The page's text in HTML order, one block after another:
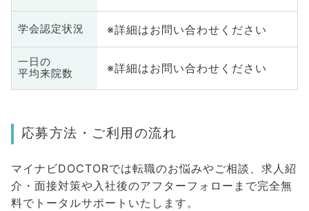
学会認定状況 ※詳細はお問い合わせください
一日の
平均来院数
※詳細はお問い合わせください
応募方法・ご利用の流れ
マイナビDOCTORでは転職のお悩みやご相談、求人紹
介・面接対策や入社後のアフターフォローまで完全無
料でトータルサポートいたします。